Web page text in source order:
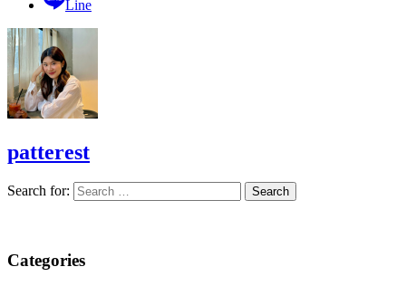
Line
patterest
Search for:
Categories